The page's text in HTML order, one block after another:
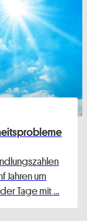
Jahren um
Tage mit …